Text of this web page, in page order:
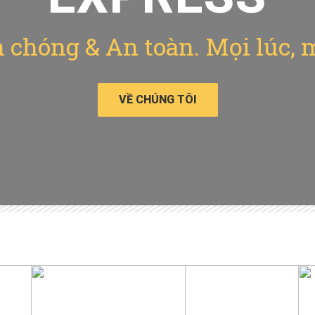
chóng & An toàn. Mọi lúc,
VỀ CHÚNG TÔI